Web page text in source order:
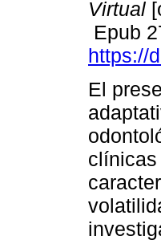
Virtual
Epub
https://
El
clínicas